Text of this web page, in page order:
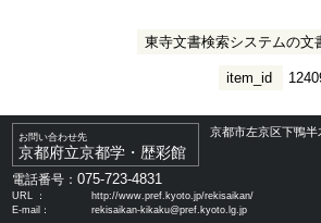
東寺文書検索システムの文
item_id
お問い合わせ先
京都府立京都学・歴彩館
京都市左京区下鴨半
電話番号：075-723-4831
URL ：
http://www.pref.kyoto.jp/rekisaikan/
E-mail：
rekisaikan-kikaku@pref.kyoto.lg.jp